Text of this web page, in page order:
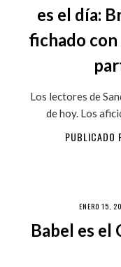
es el día:
fichado
Los lectores de
de hoy. Los
PUBLICADO
ENERO 15,
Babel es el